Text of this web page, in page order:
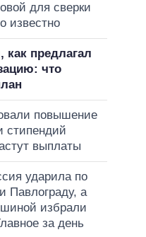
для сверки
известно
предлагал
что
повышение
стипендий
выплаты
ударила по
Павлограду, а
избрали
за день